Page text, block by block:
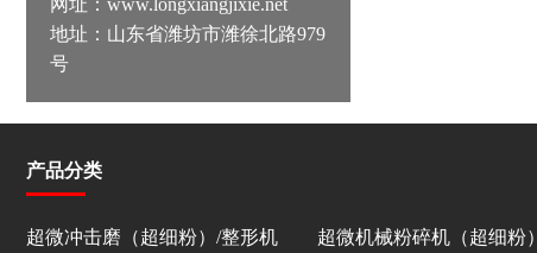
网址：www.longxiangjixie.net
地址：山东省潍坊市潍徐北路979
号
产品分类
超微冲击磨（超细粉）/整形机
超微机械粉碎机（超细粉）